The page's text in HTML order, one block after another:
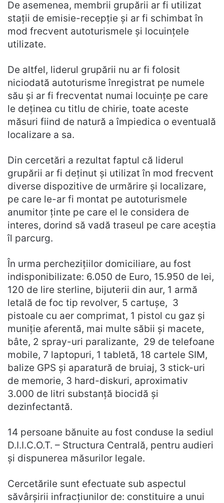
De asemenea, membrii grupării ar fi utilizat
stații de emisie-recepție și ar fi schimbat în
mod frecvent autoturismele și locuințele
utilizate.
De altfel, liderul grupării nu ar fi folosit
niciodată autoturisme înregistrat pe numele
său și ar fi frecventat numai locuințe pe care
le deținea cu titlu de chirie, toate aceste
măsuri fiind de natură a împiedica o eventuală
localizare a sa.
Din cercetări a rezultat faptul că liderul
grupării ar fi deținut și utilizat în mod frecvent
diverse dispozitive de urmărire și localizare,
pe care le-ar fi montat pe autoturismele
anumitor ținte pe care el le considera de
interes, dorind să vadă traseul pe care aceștia
îl parcurg.
În urma perchezițiilor domiciliare, au fost
indisponibilizate: 6.050 de Euro, 15.950 de lei,
120 de lire sterline, bijuterii din aur, 1 armă
letală de foc tip revolver, 5 cartușe, 3
pistoale cu aer comprimat, 1 pistol cu gaz și
muniție aferentă, mai multe săbii și macete,
bâte, 2 spray-uri paralizante, 29 de telefoane
mobile, 7 laptopuri, 1 tabletă, 18 cartele SIM,
balize GPS și aparatură de bruiaj, 3 stick-uri
de memorie, 3 hard-diskuri, aproximativ
3.000 de litri substanță biocidă și
dezinfectantă.
14 persoane bănuite au fost conduse la sediul
D.I.I.C.O.T. – Structura Centrală, pentru audieri
și dispunerea măsurilor legale.
Cercetările sunt efectuate sub aspectul
săvârșirii infracțiunilor de: constituire a unui